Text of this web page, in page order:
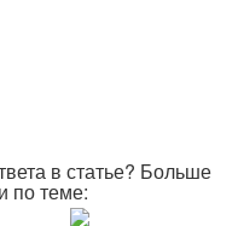
в статье? Больше
по теме: